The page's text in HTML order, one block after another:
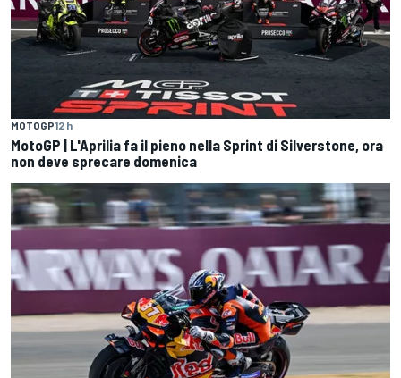
MOTOGP12 h
MotoGP | L'Aprilia fa il pieno nella Sprint di Silverstone, ora
non deve sprecare domenica